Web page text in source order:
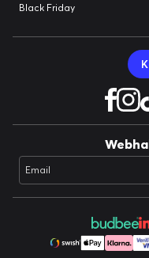
Black Friday
Email